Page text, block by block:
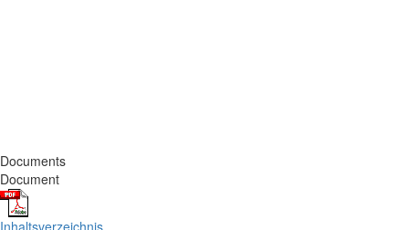
Documents
Document
Inhaltsverzeichnis